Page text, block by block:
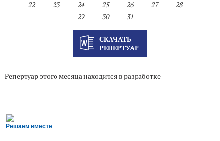
22
23 24 25 26 27
28
29
30 31
СКАЧАТЬ
РЕПЕРТУАР
Репертуар этого месяца находится в разработке
Решаем вместе